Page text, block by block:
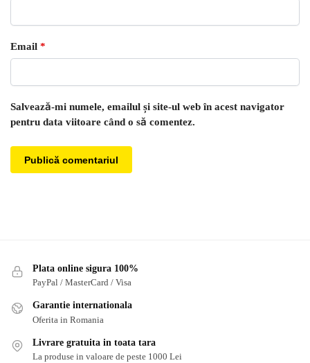
Email *
Salvează-mi numele, emailul și site-ul web în acest navigator
pentru data viitoare când o să comentez.
Plata online sigura 100%
PayPal / MasterCard / Visa
Garantie internationala
Oferita in Romania
Livrare gratuita in toata tara
La produse in valoare de peste 1000 Lei